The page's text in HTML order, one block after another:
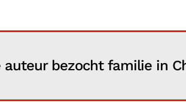
bezocht familie in